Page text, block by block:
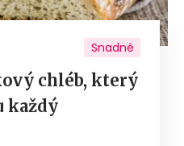
Snadné
chléb, který
každý